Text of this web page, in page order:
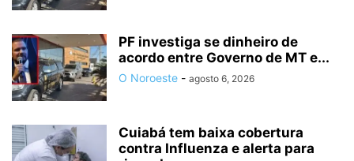
PF investiga se dinheiro de
acordo entre Governo de MT e...
O Noroeste - agosto 6, 2026
Cuiabá tem baixa cobertura
contra Influenza e alerta para